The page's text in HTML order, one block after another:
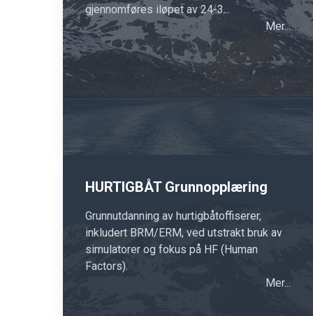
gjennomføres iløpet av 24-3...
Mer...
HURTIGBÅT Grunnopplæring
Grunnutdanning av hurtigbåtoffiserer,
inkludert BRM/ERM, ved utstrakt bruk av
simulatorer og fokus på HF (Human
Factors).
Mer...